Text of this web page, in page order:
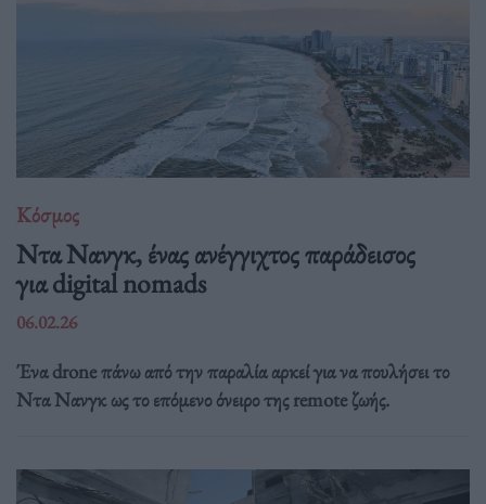
Κόσμος
Ντα Νανγκ, ένας ανέγγιχτος παράδεισος
για digital nomads
06.02.26
Ένα drone πάνω από την παραλία αρκεί για να πουλήσει το
Ντα Νανγκ ως το επόμενο όνειρο της remote ζωής.